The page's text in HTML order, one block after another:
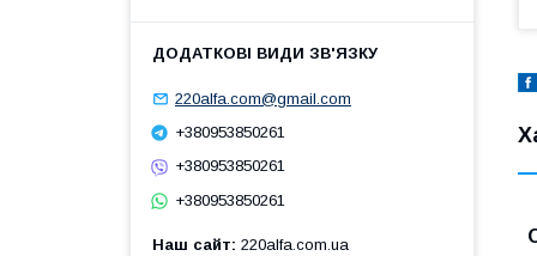
220alfa.com@gmail.com
+380953850261
+380953850261
+380953850261
Наш сайт 220alfa.com.ua